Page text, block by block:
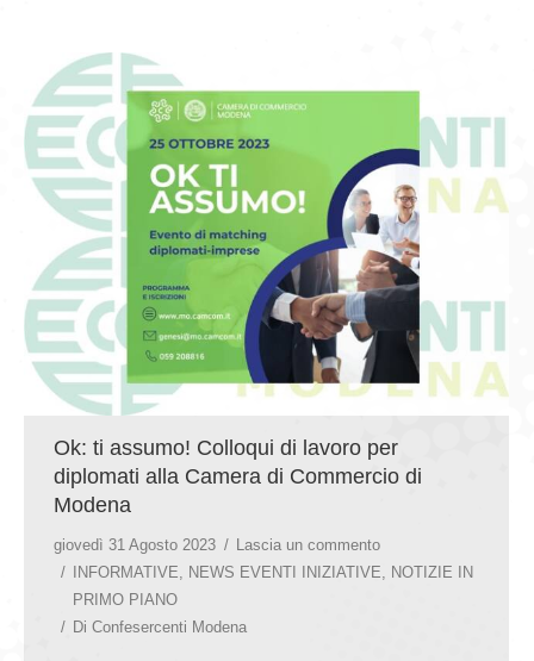
CATEGORIE SINDACALI
SERVIZI
GIOVEDÌ GASTRONOMICI
Ok: ti assumo! Colloqui di lavoro per
diplomati alla Camera di Commercio di
Modena
giovedì 31 Agosto 2023
Lascia un commento
INFORMATIVE, NEWS EVENTI INIZIATIVE, NOTIZIE IN
PRIMO PIANO
Di Confesercenti Modena